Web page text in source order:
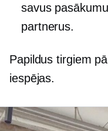
savus
partnerus.
Papildus tirgiem
iespējas.